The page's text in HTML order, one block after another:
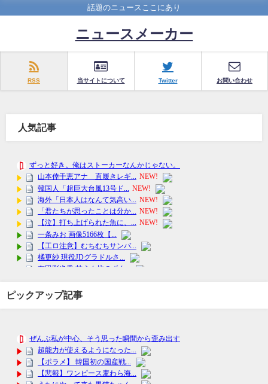
話題のニュースここにあり
ニュースメーカー
RSS 当サイトについて Twitter お問い合わせ
人気記事
ピックアップ記事